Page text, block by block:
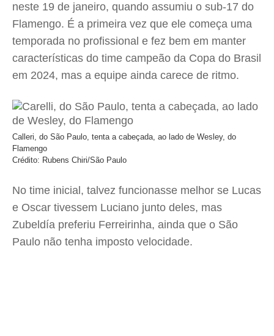
neste 19 de janeiro, quando assumiu o sub-17 do
Flamengo. É a primeira vez que ele começa uma
temporada no profissional e fez bem em manter
características do time campeão da Copa do Brasil
em 2024, mas a equipe ainda carece de ritmo.
Calleri, do São Paulo, tenta a cabeçada, ao lado de Wesley, do
Flamengo
Crédito: Rubens Chiri/São Paulo
No time inicial, talvez funcionasse melhor se Lucas
e Oscar tivessem Luciano junto deles, mas
Zubeldía preferiu Ferreirinha, ainda que o São
Paulo não tenha imposto velocidade.